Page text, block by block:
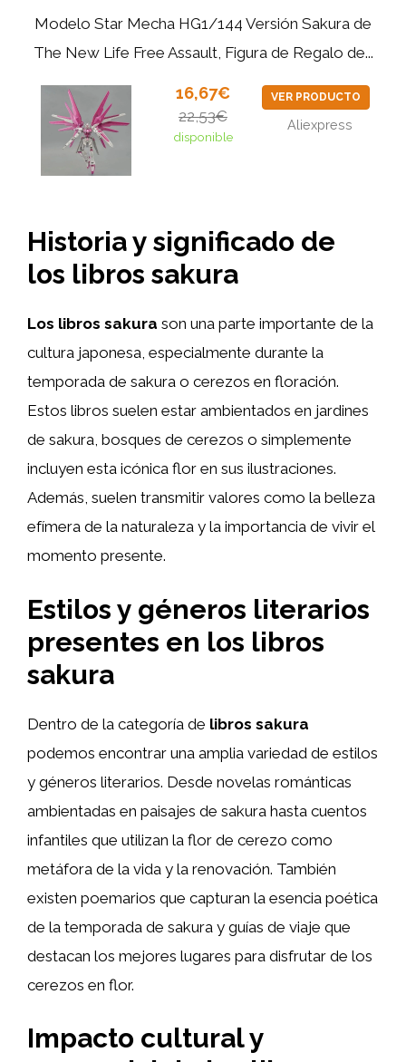
Modelo Star Mecha HG1/144 Versión Sakura de
The New Life Free Assault, Figura de Regalo de...
16,67€
22,53€
disponible
VER PRODUCTO
Aliexpress
Historia y significado de
los libros sakura
Los libros sakura son una parte importante de la
cultura japonesa, especialmente durante la
temporada de sakura o cerezos en floración.
Estos libros suelen estar ambientados en jardines
de sakura, bosques de cerezos o simplemente
incluyen esta icónica flor en sus ilustraciones.
Además, suelen transmitir valores como la belleza
efímera de la naturaleza y la importancia de vivir el
momento presente.
Estilos y géneros literarios
presentes en los libros
sakura
Dentro de la categoría de libros sakura
podemos encontrar una amplia variedad de estilos
y géneros literarios. Desde novelas románticas
ambientadas en paisajes de sakura hasta cuentos
infantiles que utilizan la flor de cerezo como
metáfora de la vida y la renovación. También
existen poemarios que capturan la esencia poética
de la temporada de sakura y guías de viaje que
destacan los mejores lugares para disfrutar de los
cerezos en flor.
Impacto cultural y